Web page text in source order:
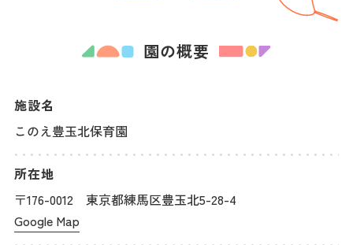
園の概要
施設名
このえ豊玉北保育園
所在地
〒176-0012 東京都練馬区豊玉北5-28-4
Google Map